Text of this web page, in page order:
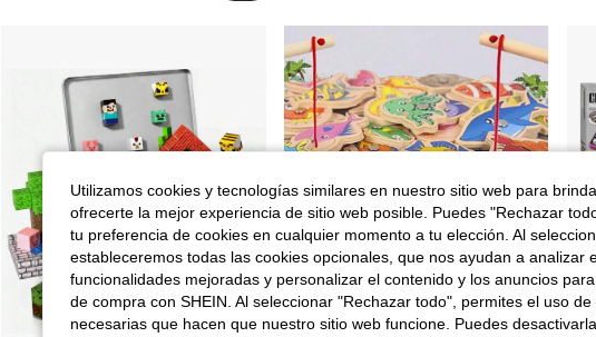
Utilizamos cookies y tecnologías similares en nuestro sitio web para
ofrecerte la mejor experiencia de sitio web posible. Puedes "Rechazar
tu preferencia de cookies en cualquier momento a tu elección. Al
estableceremos todas las cookies opcionales, que nos ayudan a analizar
funcionalidades mejoradas y personalizar el contenido y los anuncios
de compra con SHEIN. Al seleccionar "Rechazar todo", permites el uso
necesarias que hacen que nuestro sitio web funcione. Puedes